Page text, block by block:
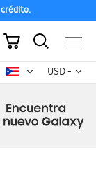
USD -
dólar
Mi carrito